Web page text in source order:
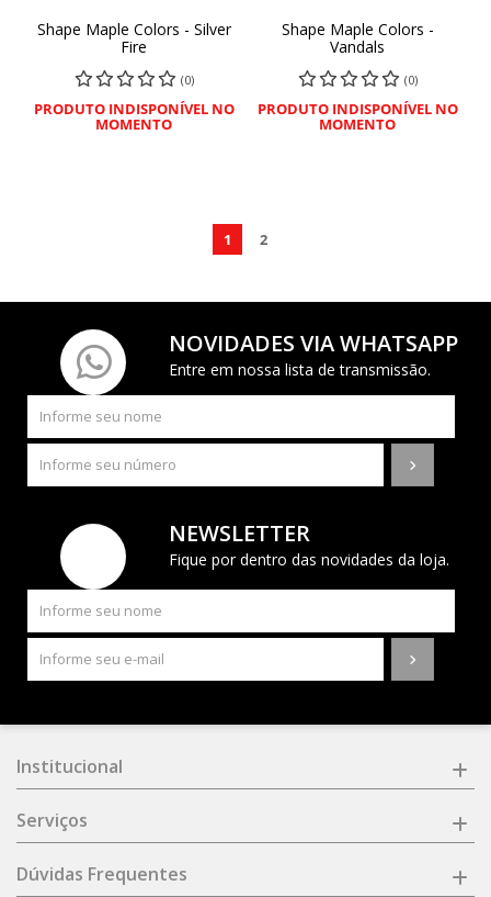
Shape Maple Colors - Silver
Fire
(0)
PRODUTO INDISPONÍVEL NO
MOMENTO
Shape Maple Colors -
Vandals
(0)
PRODUTO INDISPONÍVEL NO
MOMENTO
1 2
NOVIDADES VIA WHATSAPP
Entre em nossa lista de transmissão.
NEWSLETTER
Fique por dentro das novidades da loja.
Institucional
Serviços
Dúvidas Frequentes